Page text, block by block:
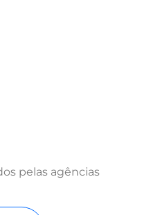
pelas agências